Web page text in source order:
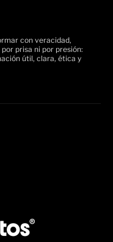
con veracidad,
prisa ni por presión:
útil, clara, ética y